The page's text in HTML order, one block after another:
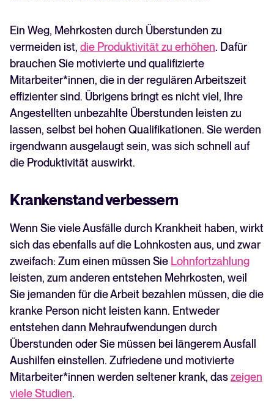
Ein Weg, Mehrkosten durch Überstunden zu
vermeiden ist, die Produktivität zu erhöhen. Dafür
brauchen Sie motivierte und qualifizierte
Mitarbeiter*innen, die in der regulären Arbeitszeit
effizienter sind. Übrigens bringt es nicht viel, Ihre
Angestellten unbezahlte Überstunden leisten zu
lassen, selbst bei hohen Qualifikationen. Sie werden
irgendwann ausgelaugt sein, was sich schnell auf
die Produktivität auswirkt.
Krankenstand verbessern
Wenn Sie viele Ausfälle durch Krankheit haben, wirkt
sich das ebenfalls auf die Lohnkosten aus, und zwar
zweifach: Zum einen müssen Sie Lohnfortzahlung
leisten, zum anderen entstehen Mehrkosten, weil
Sie jemanden für die Arbeit bezahlen müssen, die die
kranke Person nicht leisten kann. Entweder
entstehen dann Mehraufwendungen durch
Überstunden oder Sie müssen bei längerem Ausfall
Aushilfen einstellen. Zufriedene und motivierte
Mitarbeiter*innen werden seltener krank, daszeigen
viele Studien.